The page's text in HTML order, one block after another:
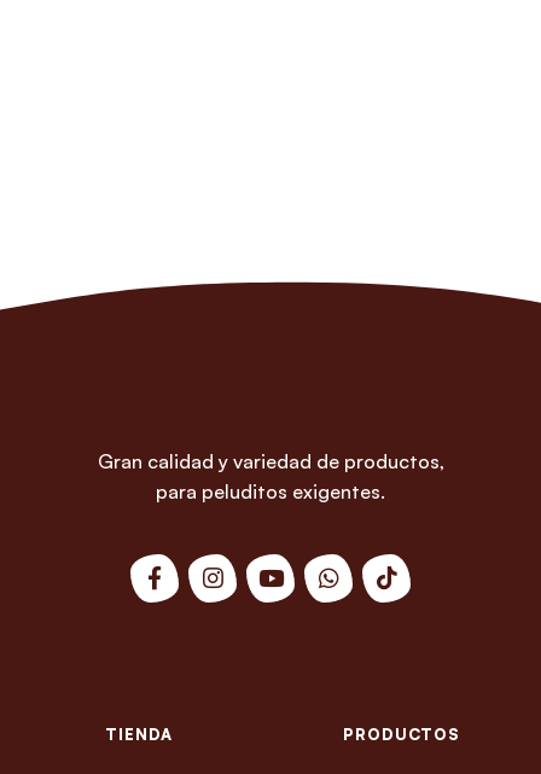
Gran calidad y variedad de productos,
para peluditos exigentes.
TIENDA PRODUCTOS